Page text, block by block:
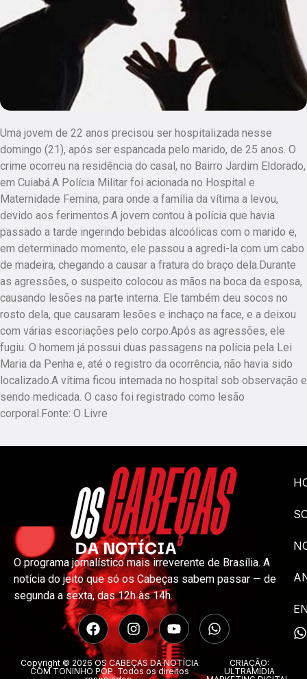
Uma jovem de 22 anos precisou ser hospitalizada nesse
domingo (21), após ser espancada pelo marido, de 25 anos. O
crime ocorreu na residência do casal, no Bairro Jardim Eldorado,
em Cuiabá.A Polícia Militar foi acionada no Hospital e
Maternidade Femina, para onde a família da vítima a levou,
devido aos ferimentos.A jovem contou à polícia que havia
passado a tarde ingerindo bebidas alcoólicas com o marido e,
em determinado momento, ele passou a agredi-la com um cabo
de madeira, chegando a causar a fratura do braço dela.Durante
as agressões, o suspeito colocou as mãos na boca da esposa,
causando lesões na parte interna. Ele também deu socos no
rosto dela, que causaram lesões e inchaço na face, e a deixou
com várias escoriações pelo corpo.Após as agressões, ele
fugiu. O homem já possui duas passagens na polícia pela Lei
Maria da Penha e, até o registro da ocorrência, não havia sido
localizado.A vítima ficou internada no hospital sob observação e
sendo medicada. O caso foi registrado como lesão
corporal.Fonte: O Livre
O programa jornalístico mais irreverente de Brasília. A
notícia do jeito que só os Cabeças sabem passar — de
segunda a sexta, das 12h às 14h.
Copyright © 2026 OS CABEÇAS DA NOTÍCIA
COM TONINHO POP. Todos os direitos
CRIAÇÃO:
ULTRAMÍDIA